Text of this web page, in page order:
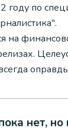
году по
на
нет,